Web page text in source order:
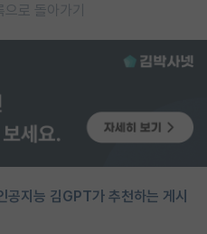
로 돌아가기
공지능 김GPT가 추천하는 게시